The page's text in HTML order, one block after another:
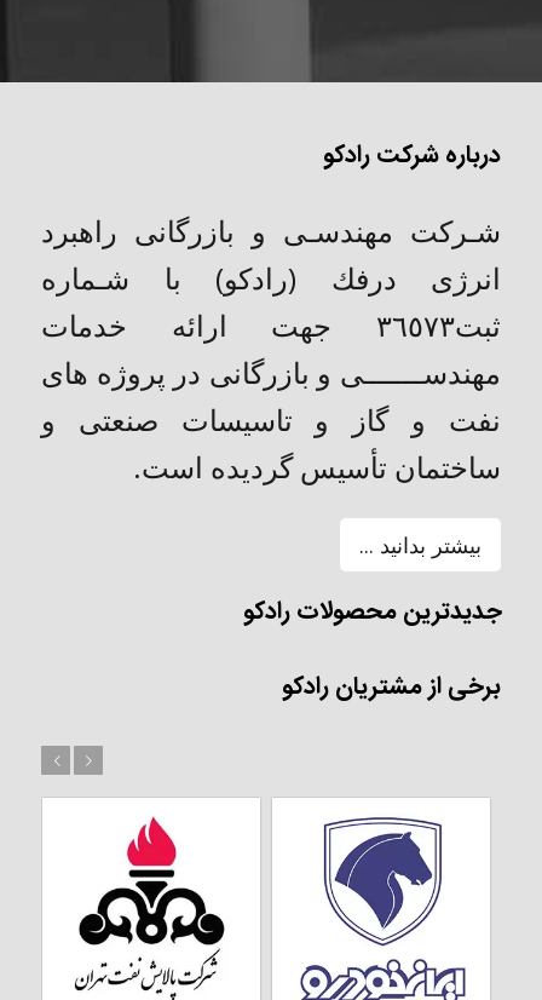
درباره شرکت رادکو
شـركت مهندسـی و بازرگانی راهبرد
انرژی درفك (رادکو) با شـماره
ثبت٣٦٥٧٣ جهت ارائه خدمات
مهندســـــــی و بازرگانی در پروژه های
نفت و گاز و تاسیسات صنعتی و
ساختمان تأسیس گردیده است.
بیشتر بدانید ...
جدیدترین محصولات رادکو
برخی از مشتریان رادکو